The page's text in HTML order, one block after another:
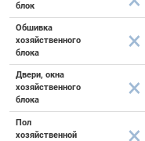
блок
Обшивка
хозяйственного
блока
Двери, окна
хозяйственного
блока
Пол
хозяйственной